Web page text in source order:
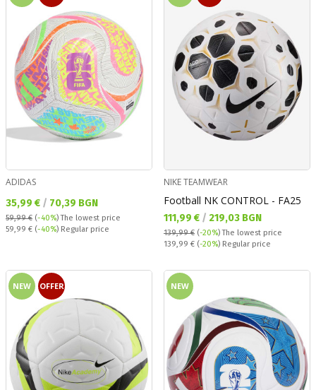
ADIDAS
Текуща цена:
35,99 € / 70,39 BGN
59,99 € (-40%)The lowest price
Regular price:
59,99 € (-40%) Regular price
NIKE TEAMWEAR
Football NK CONTROL - FA25
Текуща цена:
111,99 € / 219,03 BGN
139,99 € (-20%)The lowest price
Regular price:
139,99 € (-20%) Regular price
NEW OFFER NEW